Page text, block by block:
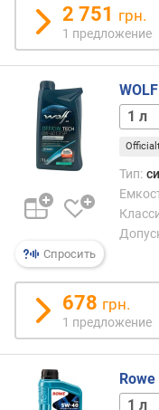
ы
в
а
м
п
о
д
а
е
д
б
а
л
н
и
я
2 751 грн.
1 предложение
Спросить
5 л
Тип:
678 грн.
1 предложение
5 л 20 л